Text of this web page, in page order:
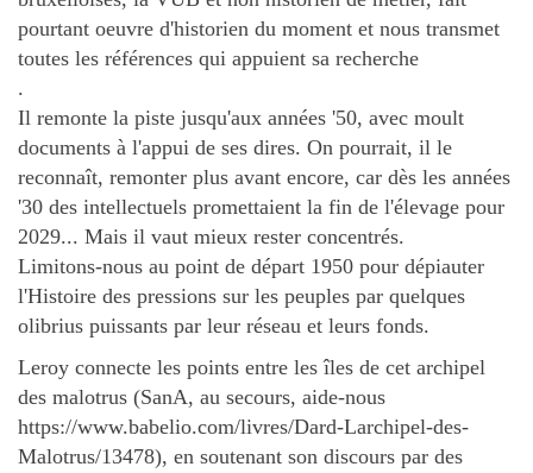
pourtant oeuvre d'historien du moment et nous transmet
toutes les références qui appuient sa recherche
.
Il remonte la piste jusqu'aux années '50, avec moult
documents à l'appui de ses dires. On pourrait, il le
reconnaît, remonter plus avant encore, car dès les années
'30 des intellectuels promettaient la fin de l'élevage pour
2029... Mais il vaut mieux rester concentrés.
Limitons-nous au point de départ 1950 pour dépiauter
l'Histoire des pressions sur les peuples par quelques
olibrius puissants par leur réseau et leurs fonds.
Leroy connecte les points entre les îles de cet archipel
des malotrus (SanA, au secours, aide-nous
https://www.babelio.com/livres/Dard-Larchipel-des-
Malotrus/13478), en soutenant son discours par des